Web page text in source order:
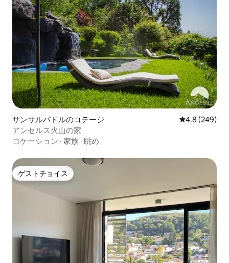
サンサルバドルのコテージ レビュー249
4.8 (249)
アンセルス火山の家
ロケーション · 家族 · 眺め
ゲストチョイス
ゲストチョイス